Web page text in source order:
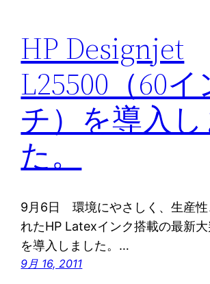
HP Designjet
L25500（60イ
チ）を導入し
た。
9月6日 環境にやさしく、生産性
れたHP Latexインク搭載の最新
を導入しました。…
9月 16, 2011